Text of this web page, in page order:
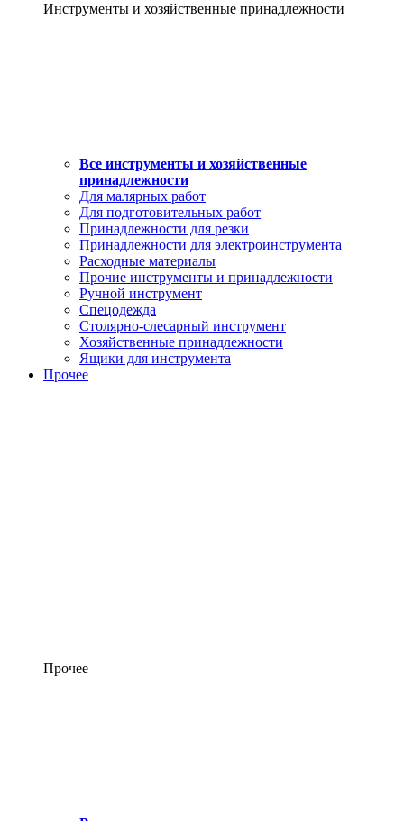
Инструменты и хозяйственные принадлежности
Все инструменты и хозяйственные
принадлежности
Для малярных работ
Для подготовительных работ
Принадлежности для резки
Принадлежности для электроинструмента
Расходные материалы
Прочие инструменты и принадлежности
Ручной инструмент
Спецодежда
Столярно-слесарный инструмент
Хозяйственные принадлежности
Ящики для инструмента
Прочее
Прочее